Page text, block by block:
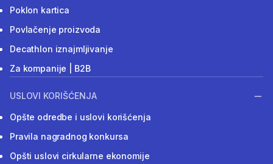
Poklon kartica
Povlačenje proizvoda
Decathlon iznajmljivanje
Za kompanije | B2B
USLOVI KORIŠĆENJA
Opšte odredbe i uslovi korišćenja
Pravila nagradnog konkursa
Opšti uslovi cirkularne ekonomije